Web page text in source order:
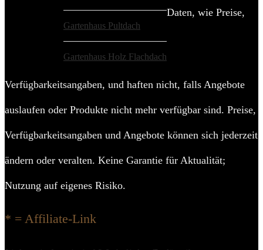
Gartenhaus Pultdach
Gartenhaus Holz Flachdach
Daten, wie Preise,
Verfügbarkeitsangaben, und haften nicht, falls Angebote
auslaufen oder Produkte nicht mehr verfügbar sind. Preise,
Verfügbarkeitsangaben und Angebote können sich jederzeit
ändern oder veralten. Keine Garantie für Aktualität;
Nutzung auf eigenes Risiko.
* = Affiliate-Link